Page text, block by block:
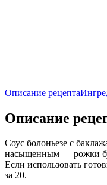
Описание рецепта
Описание
Соус болоньезе с
насыщенным — рожки
Если использовать
за 20.